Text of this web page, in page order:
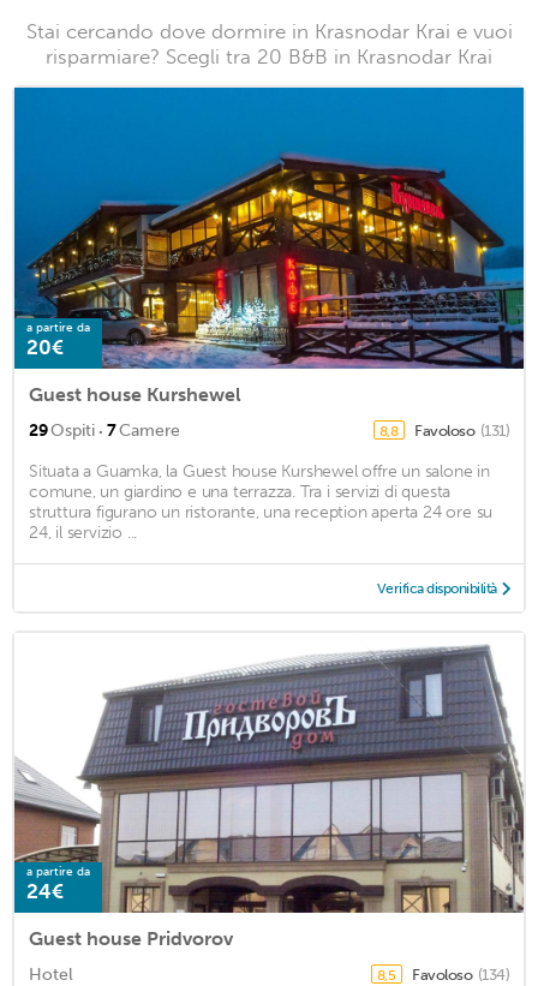
Stai cercando dove dormire in Krasnodar Krai e vuoi
risparmiare? Scegli tra 20 B&B in Krasnodar Krai
a partire da
20€
Guest house Kurshewel
29Ospiti · 7Camere 8,8 Favoloso (131)
Situata a Guamka, la Guest house Kurshewel offre un salone in
comune, un giardino e una terrazza. Tra i servizi di questa
struttura figurano un ristorante, una reception aperta 24 ore su
24, il servizio ...
Verifica disponibilità
a partire da
24€
Guest house Pridvorov
Hotel 8,5 Favoloso (134)